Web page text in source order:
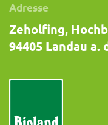
Adresse
Zeholfing,
94405 Landau a.